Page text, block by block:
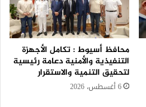
محافظ أسيوط : تكامل الأجهزة
التنفيذية والأمنية دعامة رئيسية
لتحقيق التنمية والاستقرار
6 أغسطس، 2026